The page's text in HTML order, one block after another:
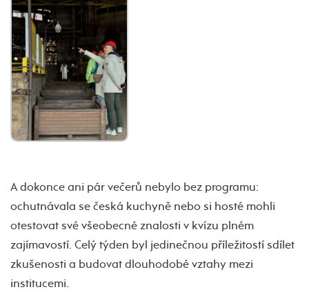
A dokonce ani pár večerů nebylo bez programu:
ochutnávala se česká kuchyně nebo si hosté mohli
otestovat své všeobecné znalosti v kvízu plném
zajímavostí. Celý týden byl jedinečnou příležitostí sdílet
zkušenosti a budovat dlouhodobé vztahy mezi
institucemi.